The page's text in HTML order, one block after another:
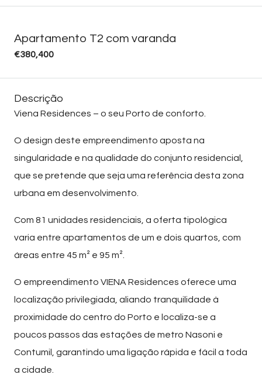
Apartamento T2 com varanda
€380,400
Descrição
Viena Residences – o seu Porto de conforto.
O design deste empreendimento aposta na
singularidade e na qualidade do conjunto residencial,
que se pretende que seja uma referência desta zona
urbana em desenvolvimento.
Com 81 unidades residenciais, a oferta tipológica
varia entre apartamentos de um e dois quartos, com
áreas entre 45 m² e 95 m².
O empreendimento VIENA Residences oferece uma
localização privilegiada, aliando tranquilidade à
proximidade do centro do Porto e localiza-se a
poucos passos das estações de metro Nasoni e
Contumil, garantindo uma ligação rápida e fácil a toda
a cidade.